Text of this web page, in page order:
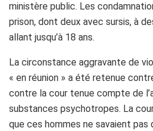
ministère public. Les
prison, dont deux avec sursis, à
allant jusqu’à 18 ans.
La circonstance aggravante de
« en réunion » a été retenue
contre la cour tenue compte de
substances psychotropes. La
que ces hommes ne savaient pas